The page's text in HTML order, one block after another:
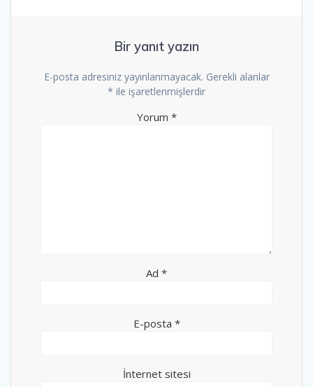
Bir yanıt yazın
E-posta adresiniz yayınlanmayacak. Gerekli alanlar
* ile işaretlenmişlerdir
Yorum *
Ad *
E-posta *
İnternet sitesi